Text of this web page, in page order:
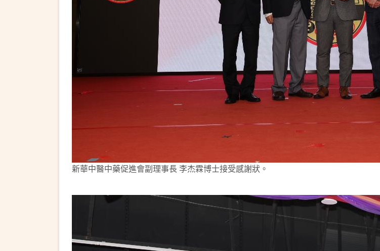
新華中醫中藥促進會副理事長 李杰霖博士接受感謝狀。